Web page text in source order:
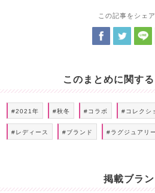
この記事をシェ
このまとめに関す
#2021年 #秋冬 #コラボ #コレクシ
#レディース #ブランド #ラグジュアリー
掲載ブラ